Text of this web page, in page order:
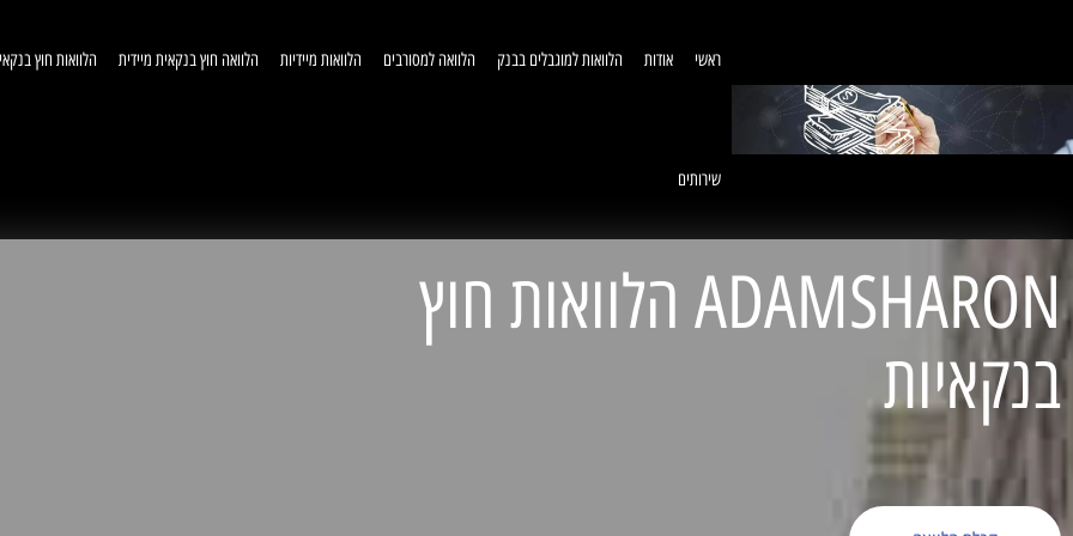
ראשי אודות הלוואות למוגבלים בבנק הלוואה למסורבים הלוואות מיידיות הלוואה חוץ בנקאית מיידית הלוואות חוץ
שירותים
ADAMSHARON הלוואות חוץ
בנקאיות